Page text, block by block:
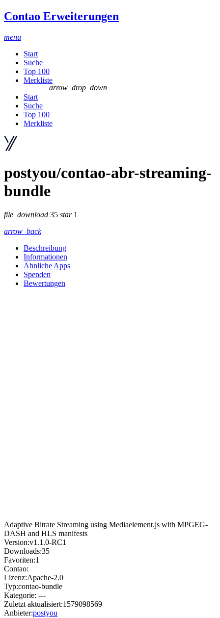
Contao Erweiterungen
menu
Start
Suche
Top 100
Merkliste
Start
Suche
Top 100
arrow_drop_down
Merkliste
postyou/contao-abr-streaming-
bundle
file_download 35 star1
arrow_back
Beschreibung
Informationen
Ähnliche Apps
Spenden
Bewertungen
Adaptive Bitrate Streaming using Mediaelement.js with MPGEG-
DASH and HLS manifests
Version:v1.1.0-RC1
Downloads:35
Favoriten:1
Contao:
Lizenz:Apache-2.0
Typ:contao-bundle
Kategorie: ---
Zuletzt aktualisiert:1579098569
Anbieter:postyou